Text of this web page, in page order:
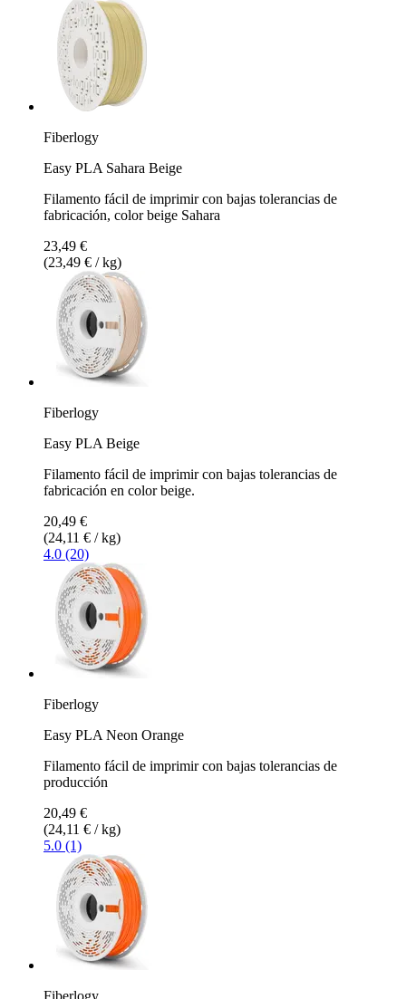
Fiberlogy
Easy PLA Sahara Beige
Filamento fácil de imprimir con bajas tolerancias de
fabricación, color beige Sahara
23,49 €
(23,49 € / kg)
Fiberlogy
Easy PLA Beige
Filamento fácil de imprimir con bajas tolerancias de
fabricación en color beige.
20,49 €
(24,11 € / kg)
4.0 (20)
Fiberlogy
Easy PLA Neon Orange
Filamento fácil de imprimir con bajas tolerancias de
producción
20,49 €
(24,11 € / kg)
5.0 (1)
Fiberlogy